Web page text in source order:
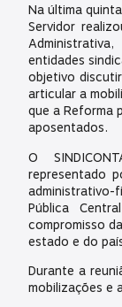
Na última
Servidor
entidades
objetivo
articular a
que a Reforma
aposentados.
O
representado
Pública
compromisso
estado e do
Durante a
mobilizações e